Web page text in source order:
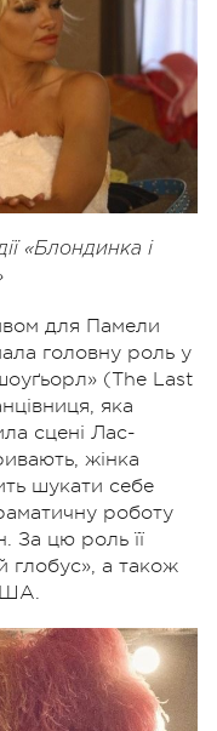
«Блондинка і
для Памели
головну роль у
(The Last
яка
сцені Лас-
жінка
шукати себе
роботу
За цю роль її
глобус», а також